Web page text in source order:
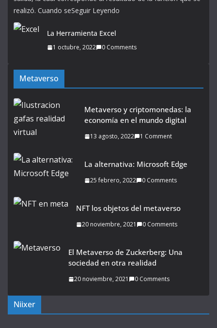
realizó. Cuando seSeguir Leyendo
La Herramienta Excel
1 octubre, 2022 0 Comments
Metaverso
Metaverso y criptomonedas: la
economía en el mundo digital
13 agosto, 2022 1 Comment
La alternativa: Microsoft Edge
25 febrero, 2022 0 Comments
NFT los objetos del metaverso
20 noviembre, 2021 0 Comments
El Metaverso de Zuckerberg: Una
sociedad en otra realidad
20 noviembre, 2021 0 Comments
Niixer